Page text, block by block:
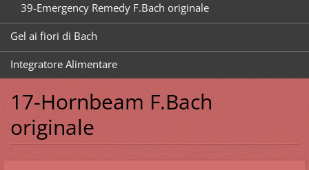
39-Emergency Remedy F.Bach originale
Gel ai fiori di Bach
Integratore Alimentare
17-Hornbeam F.Bach
originale